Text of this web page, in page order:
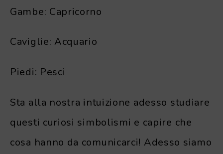
Gambe: Capricorno
Caviglie: Acquario
Piedi: Pesci
Sta alla nostra intuizione adesso studiare
questi curiosi simbolismi e capire che
cosa hanno da comunicarci! Adesso siamo